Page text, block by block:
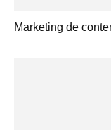
Marketing de